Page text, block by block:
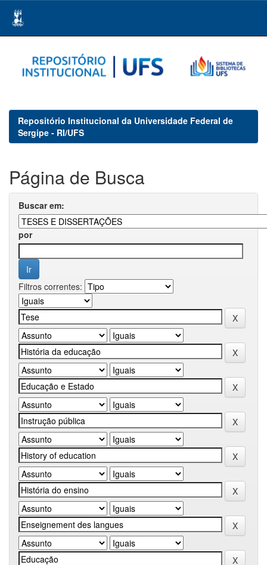
navigation
Repositório Institucional da Universidade Federal de
Sergipe - RI/UFS
Página de Busca
Buscar em:
por
Filtros correntes: